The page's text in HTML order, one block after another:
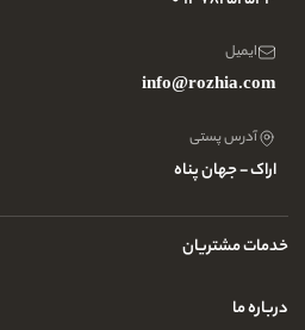
ایمیل
info@rozhia.com
آدرس پستی
اراک - جهان پناه
خدمات مشتریان
حریم خصوصی کاربران
درباره ما